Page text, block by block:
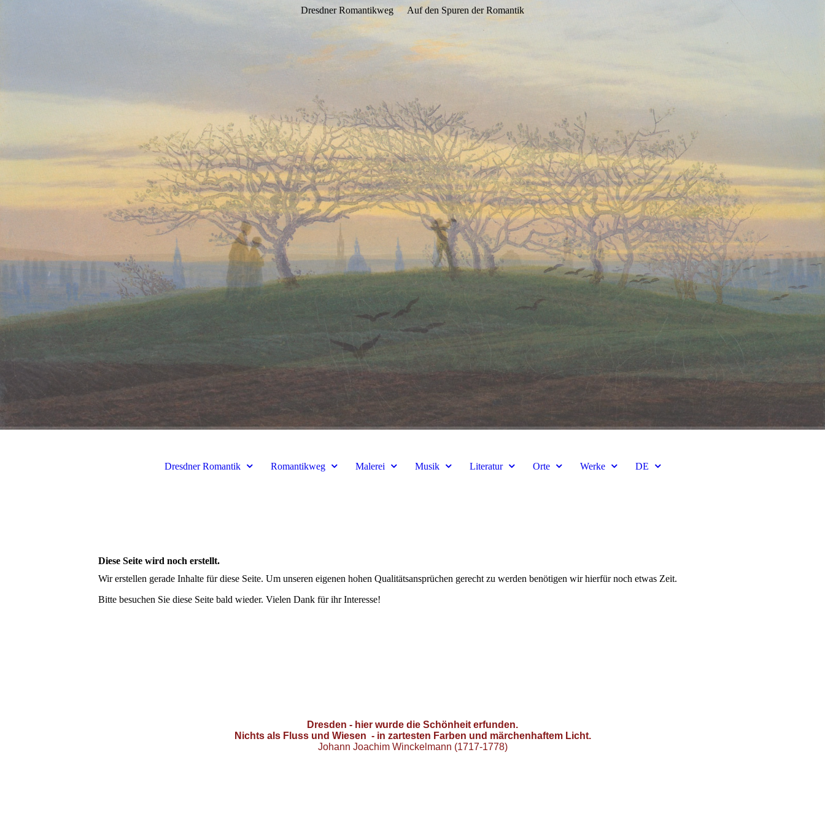
Dresdner Romantikweg Auf den Spuren der Romantik
Dresdner Romantik Romantikweg Malerei Musik Literatur Orte Werke DE
Diese Seite wird noch erstellt.
Wir erstellen gerade Inhalte für diese Seite. Um unseren eigenen hohen Qualitätsansprüchen gerecht zu werden benötigen wir hierfür noch etwas Zeit.
Bitte besuchen Sie diese Seite bald wieder. Vielen Dank für ihr Interesse!
Dresden - hier wurde die Schönheit erfunden.
Nichts als Fluss und Wiesen -in zartesten Farben und märchenhaftem Licht.
Johann Joachim Winckelmann (1717-1778)